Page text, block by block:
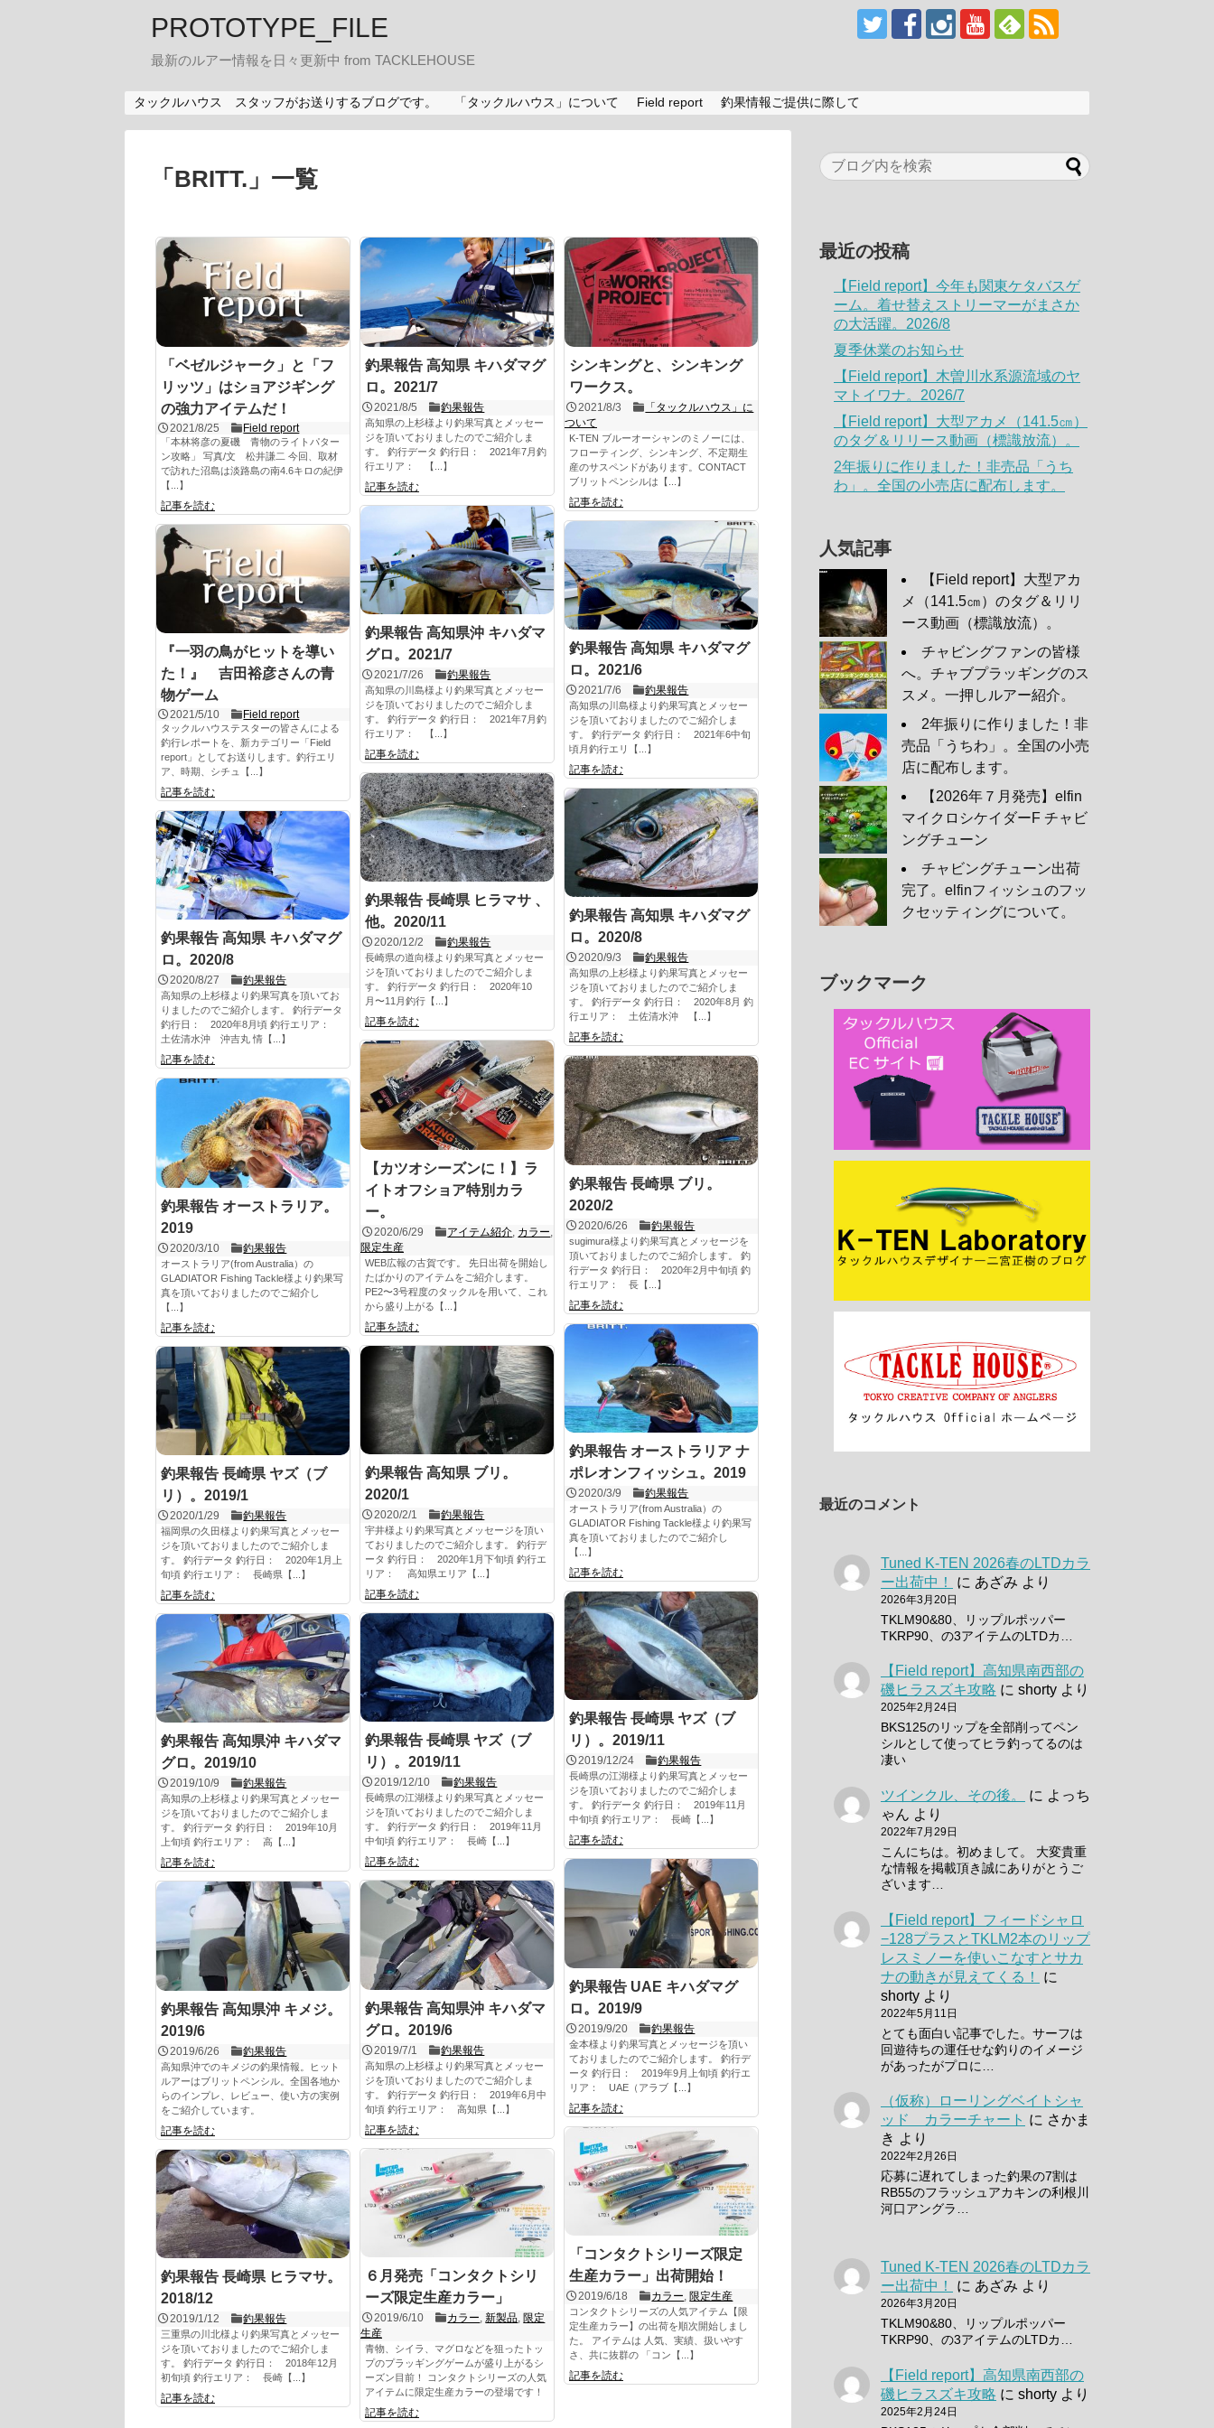
PROTOTYPE_FILE
最新のルアー情報を日々更新中 from TACKLEHOUSE
タックルハウス スタッフがお送りするブログです。 「タックルハウス」について Field report 釣果情報ご提供に際して
「 BRITT. 」 一覧
「ベゼルジャーク」と「フ
リッツ」はショアジギング
の強力アイテムだ！
2021/8/25 Field report
「本林将彦の夏磯 青物のライトパター
ン攻略」 写真/文 松井謙二 今回、取材
で訪れた沼島は淡路島の南4.6キロの紀伊
【...】
記事を読む
釣果報告 高知県 キハダマグ
ロ。2021/7
2021/8/5 釣果報告
高知県の上杉様より釣果写真とメッセー
ジを頂いておりましたのでご紹介しま
す。 釣行データ 釣行日： 2021年7月釣
行エリア： 【...】
記事を読む
シンキングと、シンキング
ワークス。
2021/8/3
「タックルハウス」に
ついて
K-TEN ブルーオーシャンのミノーには、
フローティング、シンキング、不定期生
産のサスペンドがあります。CONTACT
ブリットペンシルは【...】
記事を読む
釣果報告 高知県沖 キハダマ
グロ。2021/7
2021/7/26 釣果報告
高知県の川島様より釣果写真とメッセー
ジを頂いておりましたのでご紹介しま
す。 釣行データ 釣行日： 2021年7月釣
行エリア： 【...】
記事を読む
釣果報告 高知県 キハダマグ
ロ。2021/6
2021/7/6 釣果報告
高知県の川島様より釣果写真とメッセー
ジを頂いておりましたのでご紹介しま
す。 釣行データ 釣行日： 2021年6中旬
頃月釣行エリ【...】
記事を読む
『一羽の鳥がヒットを導い
た！』 吉田裕彦さんの青
物ゲーム
2021/5/10 Field report
タックルハウステスターの皆さんによる
釣行レポートを、新カテゴリー「Field
report」としてお送りします。釣行エリ
ア、時期、シチュ【...】
記事を読む
釣果報告 長崎県 ヒラマサ 、
他。2020/11
2020/12/2 釣果報告
長崎県の道向様より釣果写真とメッセー
ジを頂いておりましたのでご紹介しま
す。 釣行データ 釣行日： 2020年10
月〜11月釣行【...】
記事を読む
釣果報告 高知県 キハダマグ
ロ。2020/8
2020/9/3 釣果報告
高知県の上杉様より釣果写真とメッセー
ジを頂いておりましたのでご紹介しま
す。 釣行データ 釣行日： 2020年8月 釣
行エリア： 土佐清水沖 【...】
記事を読む
釣果報告 高知県 キハダマグ
ロ。2020/8
2020/8/27 釣果報告
高知県の上杉様より釣果写真を頂いてお
りましたのでご紹介します。 釣行データ
釣行日： 2020年8月頃 釣行エリア：
土佐清水沖 沖吉丸 情【...】
記事を読む
【カツオシーズンに！】ラ
イトオフショア特別カラ
ー。
2020/6/29 アイテム紹介 カラー
限定生産
WEB広報の古賀です。 先日出荷を開始し
たばかりのアイテムをご紹介します。
PE2〜3号程度のタックルを用いて、これ
から盛り上がる【...】
記事を読む
釣果報告 長崎県 ブリ。
2020/2
2020/6/26 釣果報告
sugimura様より釣果写真とメッセージを
頂いておりましたのでご紹介します。 釣
行データ 釣行日： 2020年2月中旬頃 釣
行エリア： 長【...】
記事を読む
釣果報告 オーストラリア。
2019
2020/3/10 釣果報告
オーストラリア(from Australia）の
GLADIATOR Fishing Tackle様より釣果写
真を頂いておりましたのでご紹介し
【...】
記事を読む
釣果報告 オーストラリア ナ
ポレオンフィッシュ。2019
2020/3/9 釣果報告
オーストラリア(from Australia）の
GLADIATOR Fishing Tackle様より釣果写
真を頂いておりましたのでご紹介し
【...】
記事を読む
釣果報告 高知県 ブリ。
2020/1
2020/2/1 釣果報告
宇井様より釣果写真とメッセージを頂い
ておりましたのでご紹介します。 釣行デ
ータ 釣行日： 2020年1月下旬頃 釣行エ
リア： 高知県エリア【...】
記事を読む
釣果報告 長崎県 ヤズ（ブ
リ）。2019/1
2020/1/29 釣果報告
福岡県の久田様より釣果写真とメッセー
ジを頂いておりましたのでご紹介しま
す。 釣行データ 釣行日： 2020年1月上
旬頃 釣行エリア： 長崎県【...】
記事を読む
釣果報告 長崎県 ヤズ（ブ
リ）。2019/11
2019/12/24 釣果報告
長崎県の江湖様より釣果写真とメッセー
ジを頂いておりましたのでご紹介しま
す。 釣行データ 釣行日： 2019年11月
中旬頃 釣行エリア： 長崎【...】
記事を読む
釣果報告 長崎県 ヤズ（ブ
リ）。2019/11
2019/12/10 釣果報告
長崎県の江湖様より釣果写真とメッセー
ジを頂いておりましたのでご紹介しま
す。 釣行データ 釣行日： 2019年11月
中旬頃 釣行エリア： 長崎【...】
記事を読む
釣果報告 高知県沖 キハダマ
グロ。2019/10
2019/10/9 釣果報告
高知県の上杉様より釣果写真とメッセー
ジを頂いておりましたのでご紹介しま
す。 釣行データ 釣行日： 2019年10月
上旬頃 釣行エリア： 高【...】
記事を読む
釣果報告 UAE キハダマグ
ロ。2019/9
2019/9/20 釣果報告
金本様より釣果写真とメッセージを頂い
ておりましたのでご紹介します。 釣行デ
ータ 釣行日： 2019年9月上旬頃 釣行エ
リア： UAE（アラブ【...】
記事を読む
釣果報告 高知県沖 キハダマ
グロ。2019/6
2019/7/1 釣果報告
高知県の上杉様より釣果写真とメッセー
ジを頂いておりましたのでご紹介しま
す。 釣行データ 釣行日： 2019年6月中
旬頃 釣行エリア： 高知県【...】
記事を読む
釣果報告 高知県沖 キメジ。
2019/6
2019/6/26 釣果報告
高知県沖でのキメジの釣果情報。ヒット
ルアーはブリットペンシル。全国各地か
らのインプレ、レビュー、使い方の実例
をご紹介しています。
記事を読む
「コンタクトシリーズ限定
生産カラー」出荷開始！
2019/6/18 カラー, 限定生産
コンタクトシリーズの人気アイテム【限
定生産カラー】の出荷を順次開始しまし
た。 アイテムは 人気、実績、扱いやす
さ、共に抜群の 「コン【...】
記事を読む
６月発売「コンタクトシリ
ーズ限定生産カラー」
2019/6/10 カラー,新製品, 限定
生産
青物、シイラ、マグロなどを狙ったトッ
プのプラッギングゲームが盛り上がるシ
ーズン目前！ コンタクトシリーズの人気
アイテムに限定生産カラーの登場です！
記事を読む
釣果報告 長崎県 ヒラマサ。
2018/12
2019/1/12 釣果報告
三重県の川北様より釣果写真とメッセー
ジを頂いておりましたのでご紹介しま
す。 釣行データ 釣行日： 2018年12月
初旬頃 釣行エリア： 長崎【...】
記事を読む
最近の投稿
【Field report】今年も関東ケタバスゲ
ーム。着せ替えストリーマーがまさか
の大活躍。2026/8
夏季休業のお知らせ
【Field report】木曽川水系源流域のヤ
マトイワナ。2026/7
【Field report】大型アカメ（141.5㎝）
のタグ＆リリース動画（標識放流）。
2年振りに作りました！非売品「うち
わ」。全国の小売店に配布します。
人気記事
【Field report】大型アカ
メ（141.5㎝）のタグ＆リリ
ース動画（標識放流）。
チャビングファンの皆様
へ。チャブプラッギングのス
スメ。一押しルアー紹介。
2年振りに作りました！非
売品「うちわ」。全国の小売
店に配布します。
【2026年７月発売】elfin
マイクロシケイダーF チャビ
ングチューン
チャビングチューン出荷
完了。elfinフィッシュのフッ
クセッティングについて。
ブックマーク
最近のコメント
Tuned K-TEN 2026春のLTDカラ
ー出荷中！
に あざみ より
2026年3月20日
TKLM90&80、リップルポッパー
TKRP90、の3アイテムのLTDカ…
【Field report】高知県南西部の
磯ヒラスズキ攻略 に shorty より
2025年2月24日
BKS125のリップを全部削ってペン
シルとして使ってヒラ釣ってるのは
凄い
ツインクル、その後。 に よっち
ゃん より
2022年7月29日
こんにちは。初めまして。 大変貴重
な情報を掲載頂き誠にありがとうご
ざいます…
【Field report】フィードシャロ
−128プラスとTKLM2本のリップ
レスミノーを使いこなすとサカ
ナの動きが見えてくる！
に
shorty より
2022年5月11日
とても面白い記事でした。サーフは
回遊待ちの運任せな釣りのイメージ
があったがプロに…
（仮称）ローリングベイトシャ
ッド カラーチャート に さかま
き より
2022年2月26日
応募に遅れてしまった釣果の7割は
RB55のフラッシュアカキンの利根川
河口アングラ…
Tuned K-TEN 2026春のLTDカラ
ー出荷中！
に あざみ より
2026年3月20日
TKLM90&80、リップルポッパー
TKRP90、の3アイテムのLTDカ…
【Field report】高知県南西部の
磯ヒラスズキ攻略 に shorty より
2025年2月24日